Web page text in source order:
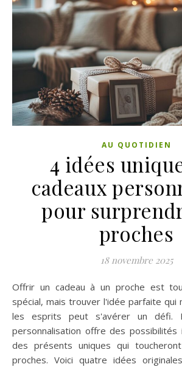
AU QUOTIDIEN
4 idées
cadeaux
pour
proches
18 novembre 2025
Offrir un cadeau à un proche est toujours un moment
spécial, mais trouver l'idée parfaite qui
les esprits peut s'avérer un défi.
personnalisation offre des
des présents uniques qui
proches. Voici quatre idées